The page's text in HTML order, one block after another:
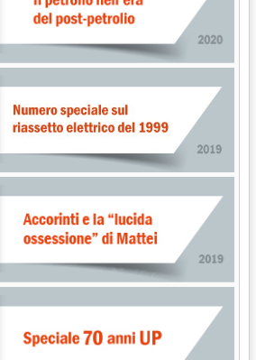
DECRETO 2002 . IN VISTA